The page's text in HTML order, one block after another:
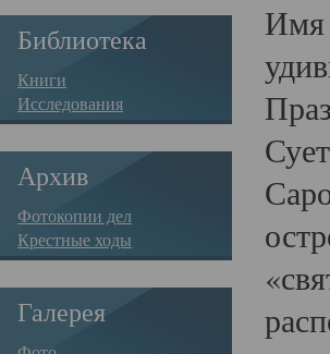
Библиотека
Книги
Исследования
Архив
Фотокопии дел
Крестные ходы
Галерея
Имя